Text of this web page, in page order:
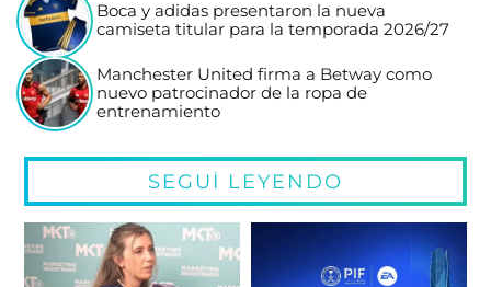
Boca y adidas presentaron la nueva
camiseta titular para la temporada 2026/27
Manchester United firma a Betway como
nuevo patrocinador de la ropa de
entrenamiento
SEGUÍ LEYENDO